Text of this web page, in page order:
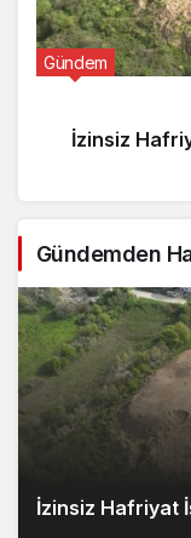
Gündem
İzinsiz
Gündemden
İzinsiz Hafriyat